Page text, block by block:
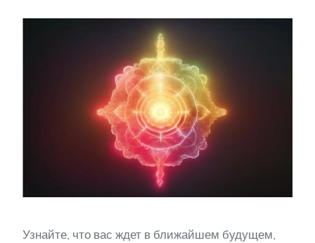
Узнайте, что вас ждет в ближайшем будущем,